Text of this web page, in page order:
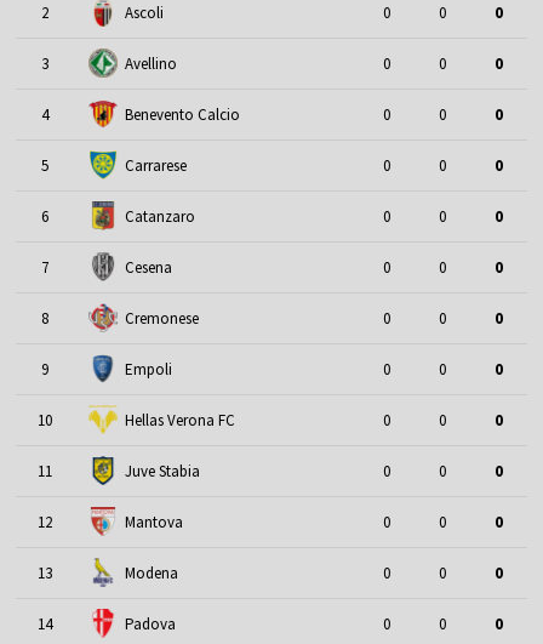
2 Ascoli 0 0 0
3 Avellino 0 0 0
4 Benevento Calcio 0 0 0
5 Carrarese 0 0 0
6 Catanzaro 0 0 0
7 Cesena 0 0 0
8 Cremonese 0 0 0
9 Empoli 0 0 0
10 Hellas Verona FC 0 0 0
11 Juve Stabia 0 0 0
12 Mantova 0 0 0
13 Modena 0 0 0
14 Padova 0 0 0